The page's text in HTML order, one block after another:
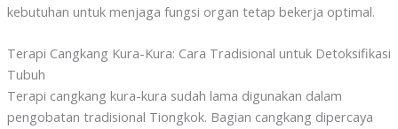
kebutuhan untuk menjaga fungsi organ tetap bekerja optimal.
Terapi Cangkang Kura-Kura: Cara Tradisional untuk Detoksifikasi
Tubuh
Terapi cangkang kura-kura sudah lama digunakan dalam
pengobatan tradisional Tiongkok. Bagian cangkang dipercaya